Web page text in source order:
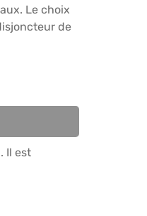
Le choix
de
Il est